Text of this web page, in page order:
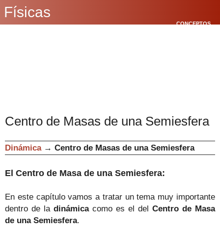
Físicas
CONCEPTOS
Centro de Masas de una Semiesfera
Dinámica → Centro de Masas de una Semiesfera
El Centro de Masa de una Semiesfera:
En este capítulo vamos a tratar un tema muy importante
dentro de la dinámica como es el del Centro de Masa
de una Semiesfera.